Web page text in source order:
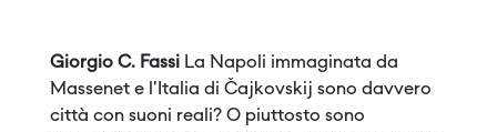
Giorgio C. Fassi La Napoli immaginata da
Massenet e l'Italia di Čajkovskij sono davvero
città con suoni reali? O piuttosto sono